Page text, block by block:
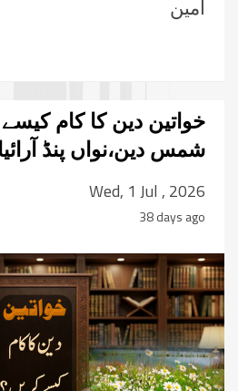
آمین
خواتین دین کا کام
شمس دین،نواں پنڈ
Wed, 1 Jul , 2026
38 days ago